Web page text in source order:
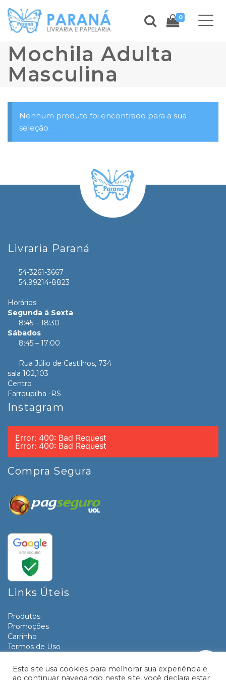
0
Mochila Adulta
Masculina
Nenhum produto foi encontrado para a sua
seleção.
Livraria Paraná
54-3261-3667
54.99214-8823
Horários
Segunda á Sexta
8:45 – 18:30
Sábados
8:45 – 17:00
Rua Júlio de Castilhos, 734
sala 102,103
Centro
Farroupilha -RS
Instagram
Error: 400: Bad Request
Error: 400: Bad Request
Compra Segura
Links Úteis
Produtos
Promoções
Carrinho
Termos de Uso
Contato
Este site usa cookies para melhorar sua experiência e
ao continuar navegando neste site, você declara estar